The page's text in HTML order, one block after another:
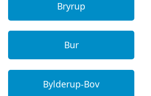
Bryrup
Bur
Bylderup-Bov